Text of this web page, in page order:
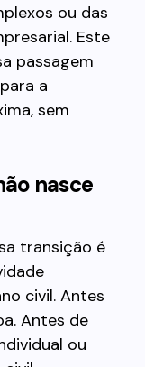
ou das
Este
passagem
a
sem
nasce
transição é
civil. Antes
Antes de
ou